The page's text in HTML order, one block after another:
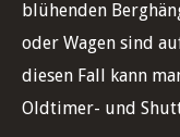
blühenden
oder Wagen sind
diesen Fall kann
Oldtimer- und